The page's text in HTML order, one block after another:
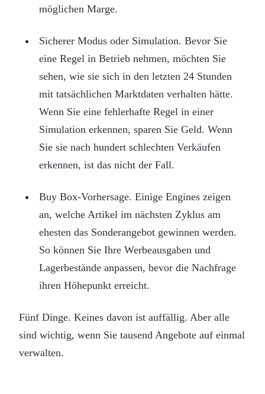
möglichen Marge.
Sicherer Modus oder Simulation. Bevor Sie
eine Regel in Betrieb nehmen, möchten Sie
sehen, wie sie sich in den letzten 24 Stunden
mit tatsächlichen Marktdaten verhalten hätte.
Wenn Sie eine fehlerhafte Regel in einer
Simulation erkennen, sparen Sie Geld. Wenn
Sie sie nach hundert schlechten Verkäufen
erkennen, ist das nicht der Fall.
Buy Box-Vorhersage. Einige Engines zeigen
an, welche Artikel im nächsten Zyklus am
ehesten das Sonderangebot gewinnen werden.
So können Sie Ihre Werbeausgaben und
Lagerbestände anpassen, bevor die Nachfrage
ihren Höhepunkt erreicht.
Fünf Dinge. Keines davon ist auffällig. Aber alle
sind wichtig, wenn Sie tausend Angebote auf einmal
verwalten.